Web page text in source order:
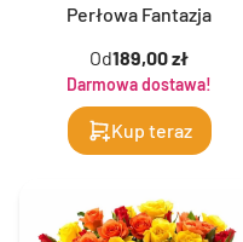
Perłowa Fantazja
Od189,00 zł
Darmowa dostawa!
Kup teraz